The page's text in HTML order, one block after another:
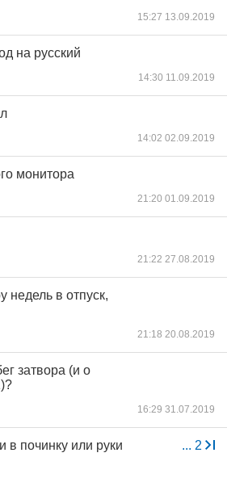
15:27 13.09.2019
на русский
14:30 11.09.2019
14:02 02.09.2019
монитора
21:20 01.09.2019
21:22 27.08.2019
недель в отпуск,
21:18 20.08.2019
затвора (и о
16:29 31.07.2019
... 2
в починку или руки